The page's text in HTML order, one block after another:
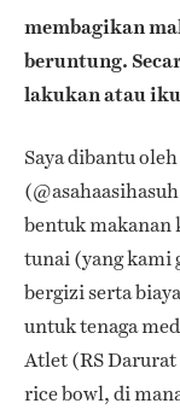
membagikan
beruntung.
lakukan atau
Saya dibantu
bentuk makanan
tunai (yang kami
bergizi serta
untuk tenaga
Atlet (RS Darurat
rice bowl, di